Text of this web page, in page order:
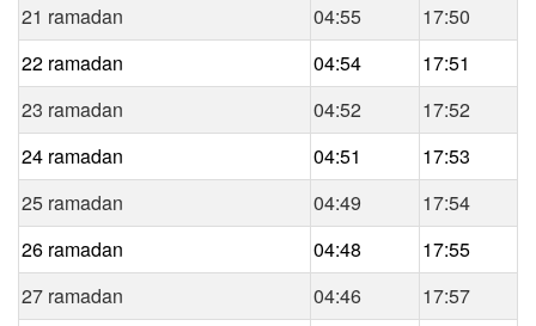
21 ramadan
04:55
17:50
22 ramadan
04:54
17:51
23 ramadan
04:52
17:52
24 ramadan
04:51
17:53
25 ramadan
04:49
17:54
26 ramadan
04:48
17:55
27 ramadan
04:46
17:57